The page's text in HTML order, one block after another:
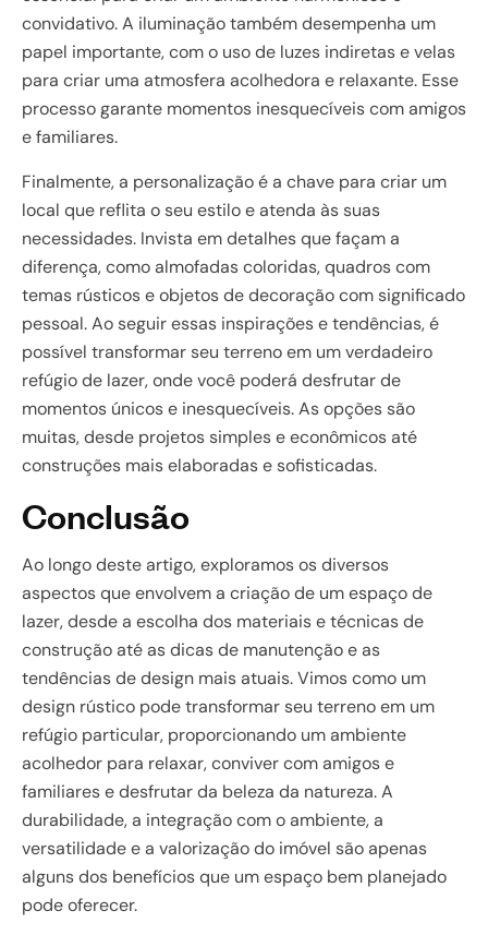
convidativo. A iluminação também desempenha um
papel importante, com o uso de luzes indiretas e velas
para criar uma atmosfera acolhedora e relaxante. Esse
processo garante momentos inesquecíveis com amigos
e familiares.
Finalmente, a personalização é a chave para criar um
local que reflita o seu estilo e atenda às suas
necessidades. Invista em detalhes que façam a
diferença, como almofadas coloridas, quadros com
temas rústicos e objetos de decoração com significado
pessoal. Ao seguir essas inspirações e tendências, é
possível transformar seu terreno em um verdadeiro
refúgio de lazer, onde você poderá desfrutar de
momentos únicos e inesquecíveis. As opções são
muitas, desde projetos simples e econômicos até
construções mais elaboradas e sofisticadas.
Conclusão
Ao longo deste artigo, exploramos os diversos
aspectos que envolvem a criação de um espaço de
lazer, desde a escolha dos materiais e técnicas de
construção até as dicas de manutenção e as
tendências de design mais atuais. Vimos como um
design rústico pode transformar seu terreno em um
refúgio particular, proporcionando um ambiente
acolhedor para relaxar, conviver com amigos e
familiares e desfrutar da beleza da natureza. A
durabilidade, a integração com o ambiente, a
versatilidade e a valorização do imóvel são apenas
alguns dos benefícios que um espaço bem planejado
pode oferecer.